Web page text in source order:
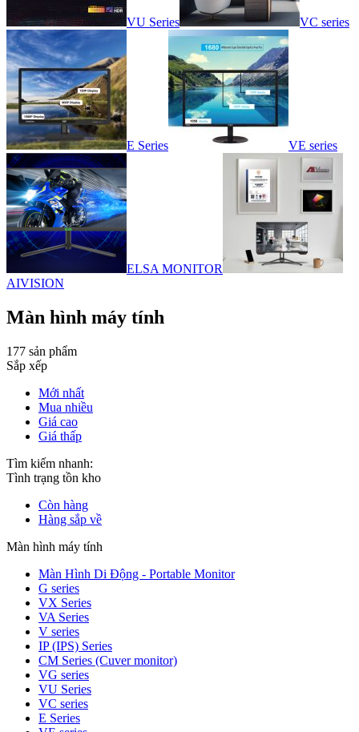
VU Series VC series
E Series VE series
ELSA MONITOR
AIVISION
Màn hình máy tính
177 sản phẩm
Sắp xếp
Mới nhất
Mua nhiều
Giá cao
Giá thấp
Tìm kiếm nhanh:
Tình trạng tồn kho
Còn hàng
Hàng sắp về
Màn hình máy tính
Màn Hình Di Động - Portable Monitor
G series
VX Series
VA Series
V series
IP (IPS) Series
CM Series (Cuver monitor)
VG series
VU Series
VC series
E Series